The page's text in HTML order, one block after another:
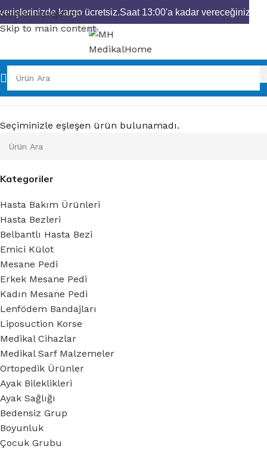
Skip to navigation
Skip to main content
Kategoriler
Hasta Bakım Ürünleri
Hasta Bezleri
Belbantlı Hasta Bezi
Emici Külot
Mesane Pedi
Erkek Mesane Pedi
Kadın Mesane Pedi
Lenfödem Bandajları
Liposuction Korse
Medikal Cihazlar
Medikal Sarf Malzemeler
Ortopedik Ürünler
Ayak Bileklikleri
Ayak Sağlığı
Bedensiz Grup
Boyunluk
Çocuk Grubu
Seçiminizle eşleşen ürün bulunamadı.
kargo ücretsiz.Saat 13:00'a kadar vereceğiniz